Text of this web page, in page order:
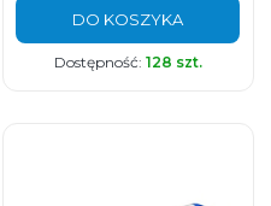
DO KOSZYKA
Dostępność: 128 szt.